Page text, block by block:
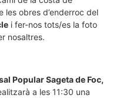
les obres d’enderroc del
i fer-nos tots/es la foto
nosaltres.
Popular Sageta de Foc,
a les 11:30 una